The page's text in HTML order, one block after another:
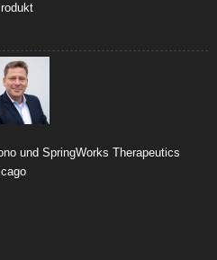
und SpringWorks Therapeutics